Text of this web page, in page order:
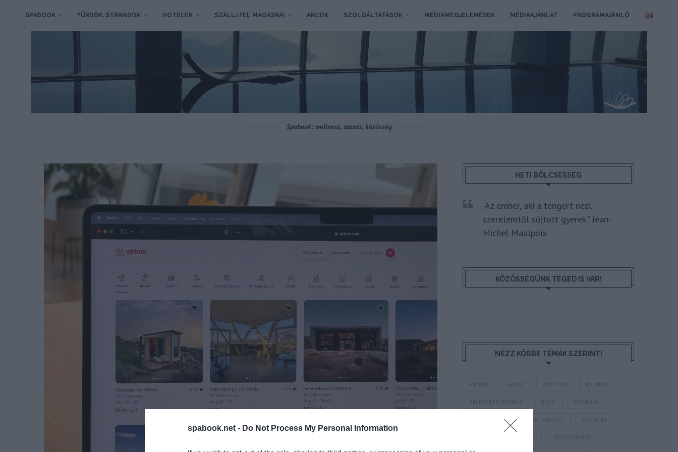
spabook.net - Do Not Process My Personal Information
SPABOOK FÜRDŐK, STRANDOK HOTELEK SZÁLLJ FEL MAGASRA! ARCOK SZOLGÁLTATÁSOK MÉDIAMEGJELENÉSEK MÉDIAAJÁNLAT PROGRAMAJÁNLÓ
Spabook: wellness, utazás, közösség
HETI BÖLCSESSÉG
"Az ember, aki a tengert nézi,
szerelemtől sújtott gyerek." Jean-
Michel Maulpoix
KÖZÖSSÉGÜNK TÉGED IS VÁR!
NÉZZ KÖRBE TÉMÁK SZERINT!
AIRBNB AJÁNLÓ AUSZTRIA BALATON
BELFÖLDI TURIZMUS BGYH BOOKING
BUDAPEST AIRPORT EMIRATES
GYÓGYFÜRDŐ